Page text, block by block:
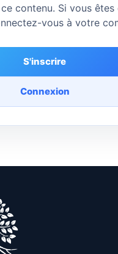
contenu. Si vous êtes
vous à votre
S'inscrire
Connexion